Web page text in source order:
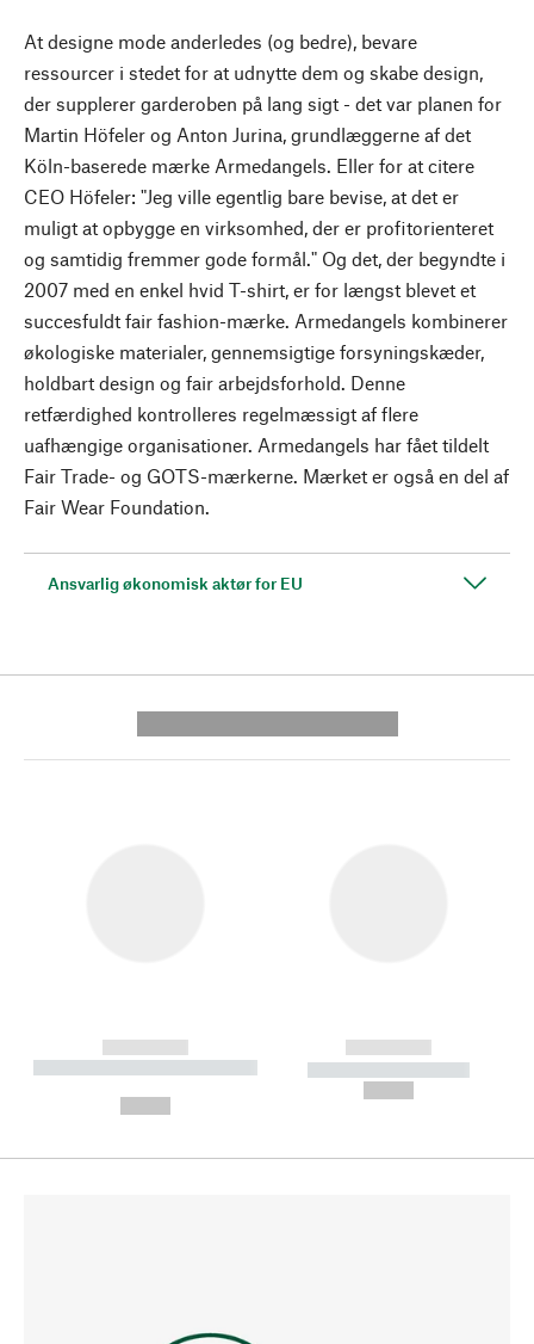
At designe mode anderledes (og bedre), bevare
ressourcer i stedet for at udnytte dem og skabe design,
der supplerer garderoben på lang sigt - det var planen for
Martin Höfeler og Anton Jurina, grundlæggerne af det
Köln-baserede mærke Armedangels. Eller for at citere
CEO Höfeler: "Jeg ville egentlig bare bevise, at det er
muligt at opbygge en virksomhed, der er profitorienteret
og samtidig fremmer gode formål." Og det, der begyndte i
2007 med en enkel hvid T-shirt, er for længst blevet et
succesfuldt fair fashion-mærke. Armedangels kombinerer
økologiske materialer, gennemsigtige forsyningskæder,
holdbart design og fair arbejdsforhold. Denne
retfærdighed kontrolleres regelmæssigt af flere
uafhængige organisationer. Armedangels har fået tildelt
Fair Trade- og GOTS-mærkerne. Mærket er også en del af
Fair Wear Foundation.
Ansvarlig økonomisk aktør for EU
------------
----------- ----------- --------
------------
----------- -----------